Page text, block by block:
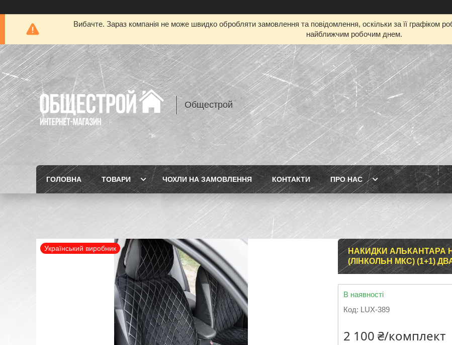
Вибачте. Зараз компанія не може швидко обробляти замовлення та повідомлення, оскільки за її графіком
найближчим робочим днем.
Общестрой
ГОЛОВНА ТОВАРИ ЧОХЛИ НА ЗАМОВЛЕННЯ КОНТАКТИ ПРО НАС
Український виробник
НАКИДКИ АЛЬКАНТАРА
(ЛІНКОЛЬН МКС) (1+1)
В наявності
Код: LUX-389
2 100 ₴/комплект